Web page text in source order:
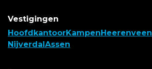
Vestigingen
HoofdkantoorKampen Heerenveen
Nijverdal Assen